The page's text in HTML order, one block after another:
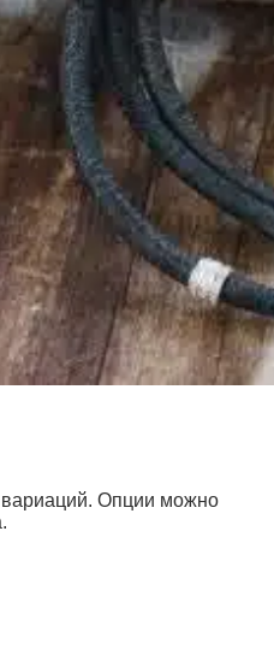
вариаций. Опции можно